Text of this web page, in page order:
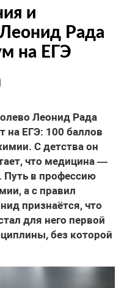
и
Рада
на ЕГЭ
Леонид Рада
на ЕГЭ: 100 баллов
С детства он
что медицина —
Путь в профессию
а с правил
признаётся, что
для него первой
без которой